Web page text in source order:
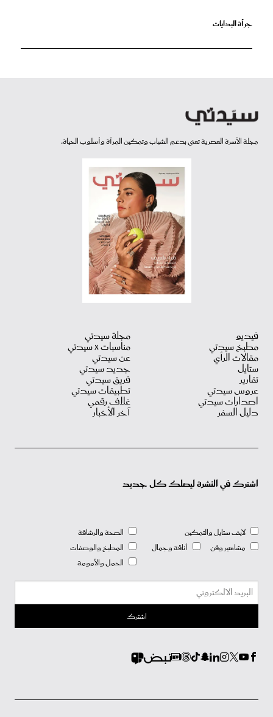
جرأة البدايات
مجلة الأسرة العصرية تعنى بدعم الشباب وتمكين المرأة وأسلوب الحياة.
فيديو
مطبخ سيدتي
مقالات الرأي
ستايل
تقارير
عروس سيدتي
اصدارات سيدتي
دليل السفر
مجلة سيدتي
مناسبات X سيدتي
عن سيدتي
جديد سيدتي
فريق سيدتي
تطبيقات سيدتي
غلاف رقمي
آخر الأخبار
اشترك في النشرة ليصلك كل جديد
لايف ستايل والتمكين
مشاهير وفن
أناقة وجمال
الصحة والرشاقة
المطبخ والوصفات
الحمل والأمومة